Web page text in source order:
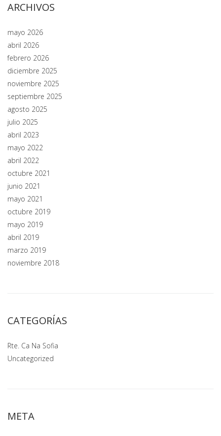
ARCHIVOS
mayo 2026
abril 2026
febrero 2026
diciembre 2025
noviembre 2025
septiembre 2025
agosto 2025
julio 2025
abril 2023
mayo 2022
abril 2022
octubre 2021
junio 2021
mayo 2021
octubre 2019
mayo 2019
abril 2019
marzo 2019
noviembre 2018
CATEGORÍAS
Rte. Ca Na Sofia
Uncategorized
META